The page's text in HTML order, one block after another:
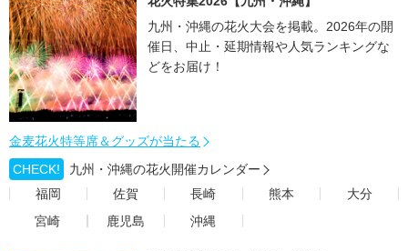
九州・沖縄の花火大会を掲載。2026年の開
催日、中止・延期情報や人気ランキングな
どをお届け！
金麦花火特等席＆グッズが当たる
CHECK!
九州・沖縄の花火開催カレンダー
福岡
佐賀 長崎 熊本
大分
宮崎
鹿児島 沖縄